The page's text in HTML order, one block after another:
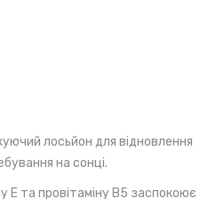
лосьйон для відновлення
на сонці.
E та провітаміну B5 заспокоює